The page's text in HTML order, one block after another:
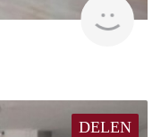
DELEN